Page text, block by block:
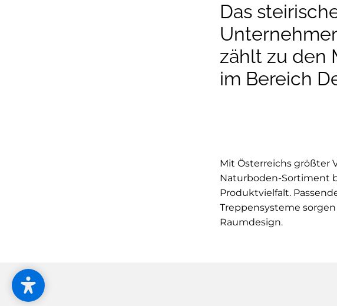
Das
zählt zu den
im Bereich
Mit Österreichs größter
Naturboden-Sortiment
Produktvielfalt.
Treppensysteme
Raumdesign.